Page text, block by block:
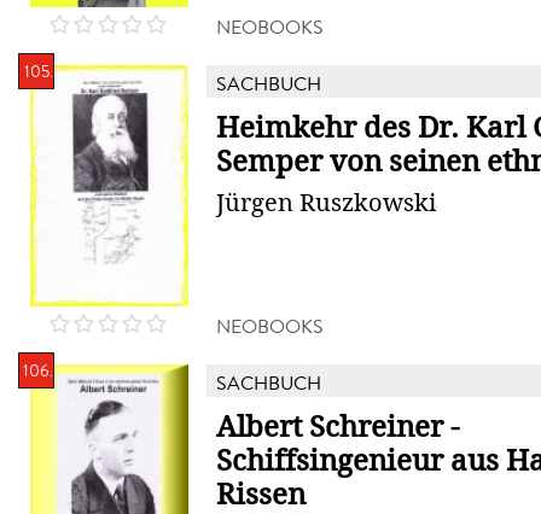
NEOBOOKS
105. SACHBUCH
Heimkehr des Dr. Karl
Semper von seinen
Jürgen Ruszkowski
NEOBOOKS
106. SACHBUCH
Albert Schreiner -
Schiffsingenieur aus
Rissen